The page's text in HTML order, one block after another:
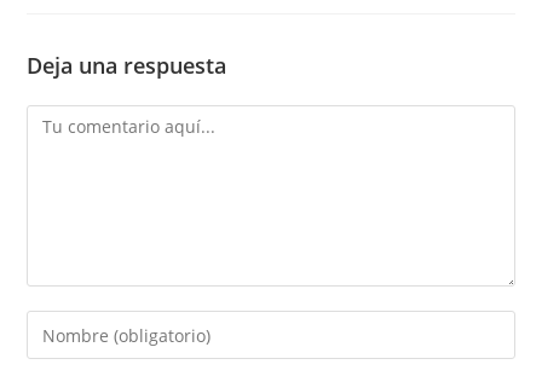
Deja una respuesta